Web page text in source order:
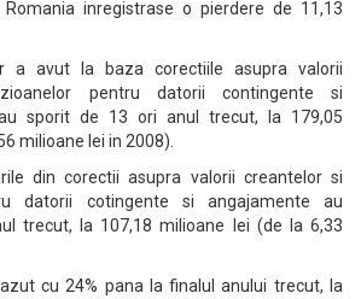
Romania inregistrase o pierdere de 11,13
a avut la baza corectiile asupra valorii
pentru datorii contingente si
sporit de 13 ori anul trecut, la 179,05
milioane lei in 2008).
din corectii asupra valorii creantelor si
datorii cotingente si angajamente au
trecut, la 107,18 milioane lei (de la 6,33
cu 24% pana la finalul anului trecut, la